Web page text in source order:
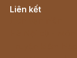
Liên kết